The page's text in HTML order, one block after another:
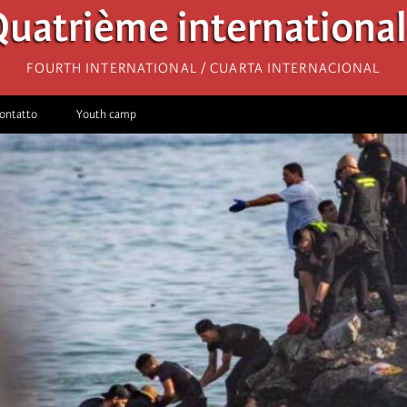
Fourth International / Cuarta Internacional
Youth camp